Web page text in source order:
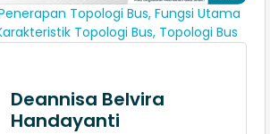
Topologi Bus, Fungsi Utama
Topologi Bus, Topologi Bus
Deannisa Belvira
Handayanti